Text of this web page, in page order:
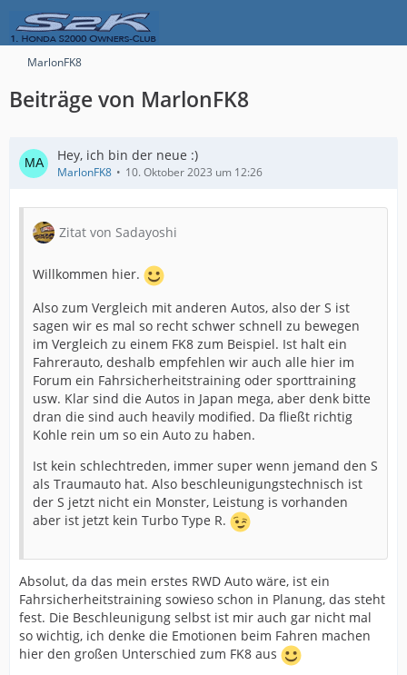
MarlonFK8
Beiträge von MarlonFK8
Hey, ich bin der neue :)
MarlonFK8 10. Oktober 2023 um 12:26
Zitat von Sadayoshi
Willkommen hier.
Also zum Vergleich mit anderen Autos, also der S ist
sagen wir es mal so recht schwer schnell zu bewegen
im Vergleich zu einem FK8 zum Beispiel. Ist halt ein
Fahrerauto, deshalb empfehlen wir auch alle hier im
Forum ein Fahrsicherheitstraining oder sporttraining
usw. Klar sind die Autos in Japan mega, aber denk bitte
dran die sind auch heavily modified. Da fließt richtig
Kohle rein um so ein Auto zu haben.
Ist kein schlechtreden, immer super wenn jemand den S
als Traumauto hat. Also beschleunigungstechnisch ist
der S jetzt nicht ein Monster, Leistung is vorhanden
aber ist jetzt kein Turbo Type R.
Absolut, da das mein erstes RWD Auto wäre, ist ein
Fahrsicherheitstraining sowieso schon in Planung, das steht
fest. Die Beschleunigung selbst ist mir auch gar nicht mal
so wichtig, ich denke die Emotionen beim Fahren machen
hier den großen Unterschied zum FK8 aus